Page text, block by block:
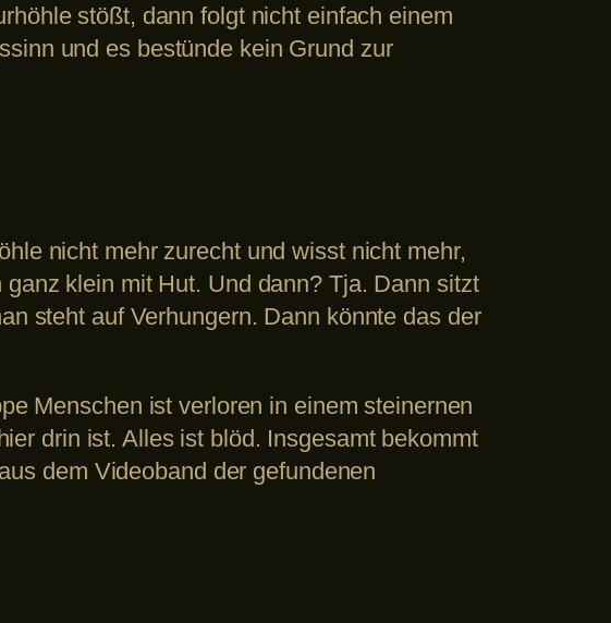
stößt, dann folgt nicht einfach einem
und es bestünde kein Grund zur
nicht mehr zurecht und wisst nicht mehr,
klein mit Hut. Und dann? Tja. Dann sitzt
steht auf Verhungern. Dann könnte das der
Menschen ist verloren in einem steinernen
drin ist. Alles ist blöd. Insgesamt bekommt
dem Videoband der gefundenen